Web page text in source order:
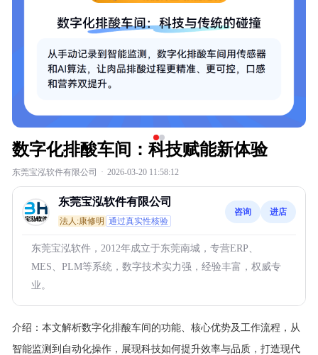
数字化排酸车间：科技赋能新体验
东莞宝泓软件有限公司 · 2026-03-20 11:58:12
东莞宝泓软件有限公司
法人:康修明 通过真实性核验
咨询 进店
东莞宝泓软件，2012年成立于东莞南城，专营ERP、
MES、PLM等系统，数字技术实力强，经验丰富，权威专
业。
介绍： 本文解析数字化排酸车间的功能、核心优势及工作流程，从
智能监测到自动化操作，展现科技如何提升效率与品质，打造现代